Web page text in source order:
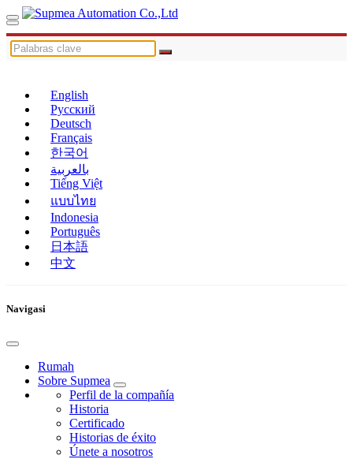
English
Русский
Deutsch
Français
한국어
بالعربية
Tiếng Việt
แบบไทย
Indonesia
Português
日本語
中文
Navigasi
Rumah
Sobre Supmea
Perfil de la compañía
Historia
Certificado
Historias de éxito
Únete a nosotros